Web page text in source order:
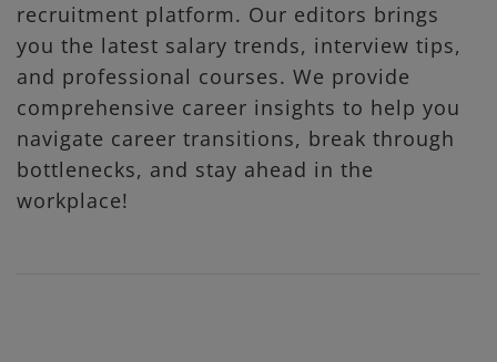
recruitment platform. Our editors brings
you the latest salary trends, interview tips,
and professional courses. We provide
comprehensive career insights to help you
navigate career transitions, break through
bottlenecks, and stay ahead in the
workplace!